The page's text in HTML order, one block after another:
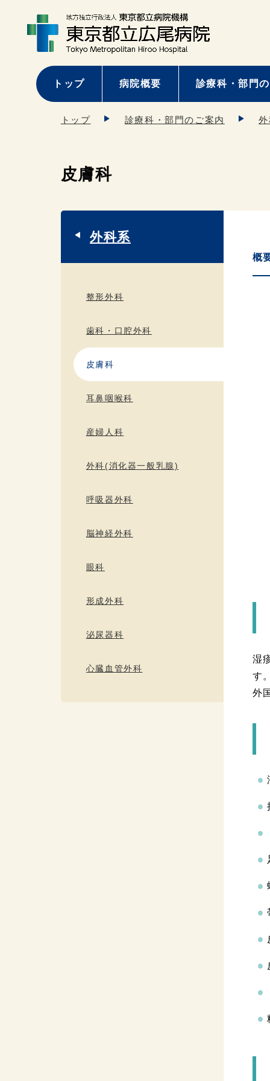
トップ 病院概要 診療科・部門
トップ 診療科・部門のご案内
皮膚科
概
湿
す
外
外科系
整形外科
歯科・口腔外科
皮膚科
耳鼻咽喉科
産婦人科
外科(消化器一般乳腺)
呼吸器外科
脳神経外科
眼科
形成外科
泌尿器科
心臓血管外科